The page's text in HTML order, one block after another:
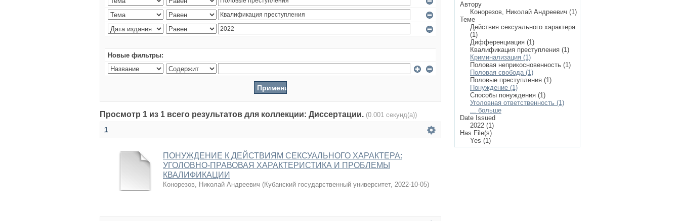
Новые фильтры:
Просмотр 1 из 1 всего результатов для коллекции: Диссертации. (0.001 секунд(а))
1
ПОНУЖДЕНИЕ К ДЕЙСТВИЯМ СЕКСУАЛЬНОГО ХАРАКТЕРА:
УГОЛОВНО-ПРАВОВАЯ ХАРАКТЕРИСТИКА И ПРОБЛЕМЫ
КВАЛИФИКАЦИИ
Конорезов, Николай Андреевич (Кубанский государственный университет, 2022-10-05)
Автору
Конорезов, Николай Андреевич (1)
Теме
Действия сексуального характера
(1)
Дифференциация (1)
Квалификация преступления (1)
Криминализация (1)
Половая неприкосновенность (1)
Половая свобода (1)
Половые преступления (1)
Понуждение (1)
Способы понуждения (1)
Уголовная ответственность (1)
... больше
Date Issued
2022 (1)
Has File(s)
Yes (1)